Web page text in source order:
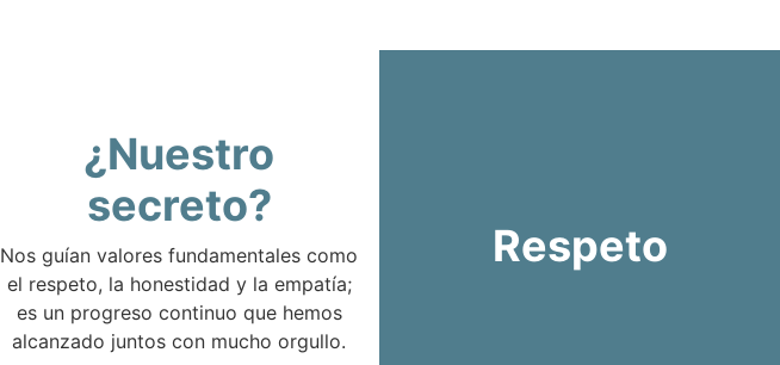
¿Nuestro
secreto?
Nos guían valores fundamentales como
el respeto, la honestidad y la empatía;
es un progreso continuo que hemos
alcanzado juntos con mucho orgullo.
Respeto